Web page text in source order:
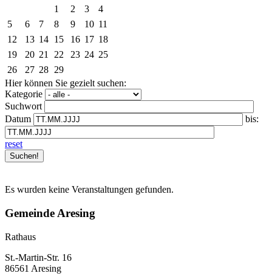
1
2 3
4
5
6 7 8 9 10 11
12
13 14 15 16 17 18
19
20 21 22 23 24 25
26
27 28 29
Hier können Sie gezielt suchen:
Kategorie
Suchwort
Datum
bis:
reset
Es wurden keine Veranstaltungen gefunden.
Gemeinde Aresing
Rathaus
St.-Martin-Str. 16
86561 Aresing